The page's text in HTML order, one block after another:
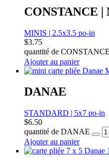
CONSTANCE
MINIS | 2.5x3.5 po-in
$3.75
quantité de
Ajouter au panier
DANAE
STANDARD | 5x7 po-in
$6.50
quantité de DANAE
Ajouter au panier